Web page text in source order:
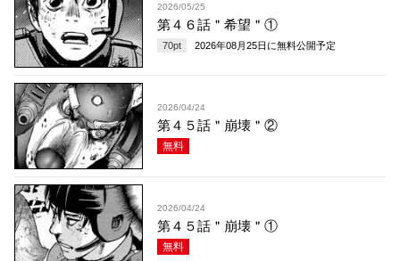
2026/05/25
第４６話＂希望＂①
70pt 2026年08月25日 に無料公開予定
2026/04/24
第４５話＂崩壊＂②
無料
2026/04/24
第４５話＂崩壊＂①
無料